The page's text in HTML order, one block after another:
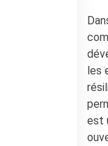
les
est